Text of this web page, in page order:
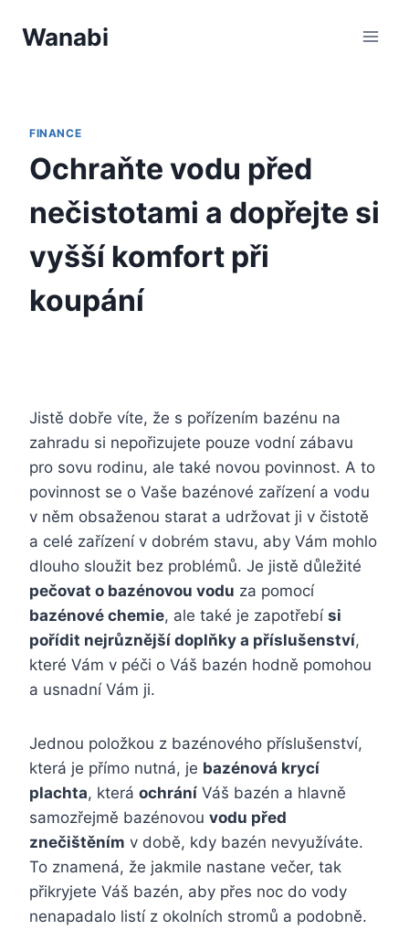
Wanabi
FINANCE
Ochraňte vodu před
nečistotami a dopřejte si
vyšší komfort při
koupání
Jistě dobře víte, že s pořízením bazénu na
zahradu si nepořizujete pouze vodní zábavu
pro sovu rodinu, ale také novou povinnost. A to
povinnost se o Vaše bazénové zařízení a vodu
v něm obsaženou starat a udržovat ji v čistotě
a celé zařízení v dobrém stavu, aby Vám mohlo
dlouho sloužit bez problémů. Je jistě důležité
pečovat o bazénovou vodu za pomocí
bazénové chemie, ale také je zapotřebí si
pořídit nejrůznější doplňky a příslušenství,
které Vám v péči o Váš bazén hodně pomohou
a usnadní Vám ji.
Jednou položkou z bazénového příslušenství,
která je přímo nutná, je bazénová krycí
plachta, která ochrání Váš bazén a hlavně
samozřejmě bazénovou vodu před
znečištěním v době, kdy bazén nevyužíváte.
To znamená, že jakmile nastane večer, tak
přikryjete Váš bazén, aby přes noc do vody
nenapadalo listí z okolních stromů a podobně.